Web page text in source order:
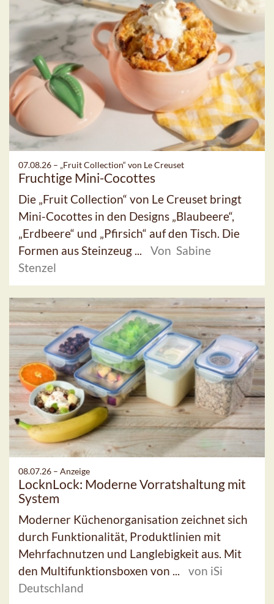
07.08.26 – „Fruit Collection“ von Le Creuset
Fruchtige Mini-Cocottes
Die „Fruit Collection“ von Le Creuset bringt
Mini-Cocottes in den Designs „Blaubeere“,
„Erdbeere“ und „Pfirsich“ auf den Tisch. Die
Formen aus Steinzeug ...
Von Sabine
Stenzel
08.07.26 – Anzeige
LocknLock: Moderne Vorratshaltung mit
System
Moderner Küchenorganisation zeichnet sich
durch Funktionalität, Produktlinien mit
Mehrfachnutzen und Langlebigkeit aus. Mit
den Multifunktionsboxen von ...
von iSi
Deutschland